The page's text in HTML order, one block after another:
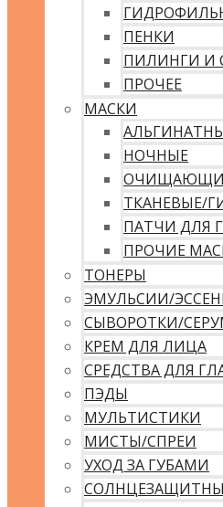
ПЕНКИ
ПИЛИНГИ И
ПРОЧЕЕ
МАСКИ
НОЧНЫЕ
ТКАНЕВЫЕ/
ПАТЧИ ДЛЯ
ПРОЧИЕ
ТОНЕРЫ
ЭМУЛЬСИИ/
СЫВОРОТКИ/
КРЕМ ДЛЯ ЛИЦА
СРЕДСТВА ДЛЯ
ПЭДЫ
МУЛЬТИСТИКИ
МИСТЫ/СПРЕИ
УХОД ЗА ГУБАМИ